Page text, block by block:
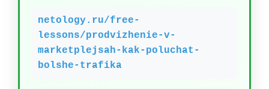
netology.ru/free-
lessons/prodvizhenie-v-
marketplejsah-kak-poluchat-
bolshe-trafika